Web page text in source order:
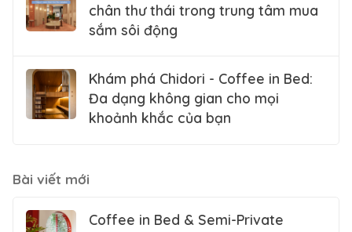
chân thư thái trong trung tâm mua
sắm sôi động
Khám phá Chidori - Coffee in Bed:
Đa dạng không gian cho mọi
khoảnh khắc của bạn
Bài viết mới
Coffee in Bed & Semi-Private